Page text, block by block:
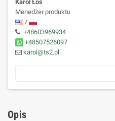
Karol Łoś
Menedżer produktu
/
+48603969934
+48507526097
karol@ts2.pl
Opis